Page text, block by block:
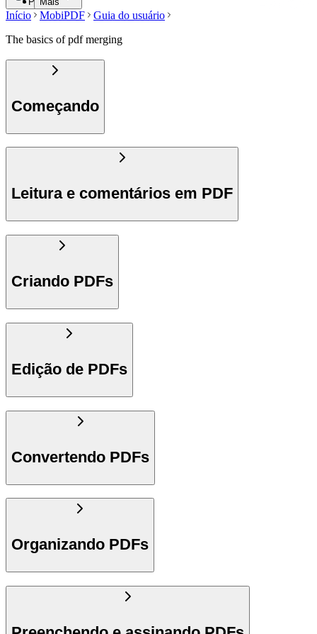
Início MobiPDF
Guia do usuário
The basics of pdf merging
Começando
Leitura e comentários em PDF
Criando PDFs
Edição de PDFs
Convertendo PDFs
Organizando PDFs